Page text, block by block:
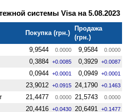
системы Visa на 5.08.2023
Покупка (грн.)
Продажа
(грн.)
9,9544 0.0000 9,9584 0.0000
0,3884 +0.0085 0,3929 +0.0087
0,0944 +0.0001 0,0949 +0.0001
23,9012 +0.0915 24,1790 +0.1463
21,4477 0.0000 21,5743 0.0000
20,4416 +0.0430 20,6491 +0.1477